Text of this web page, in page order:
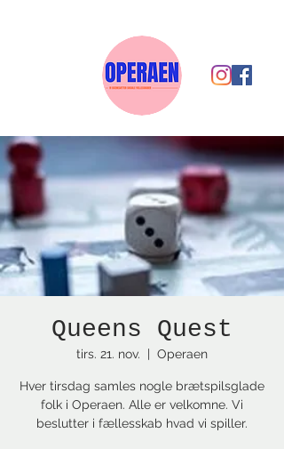
Queens Quest
tirs. 21. nov.
  |
Operaen
Hver tirsdag samles nogle brætspilsglade
folk i Operaen. Alle er velkomne. Vi
beslutter i fællesskab hvad vi spiller.